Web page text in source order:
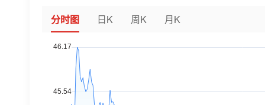
分时图 日K 周K 月K